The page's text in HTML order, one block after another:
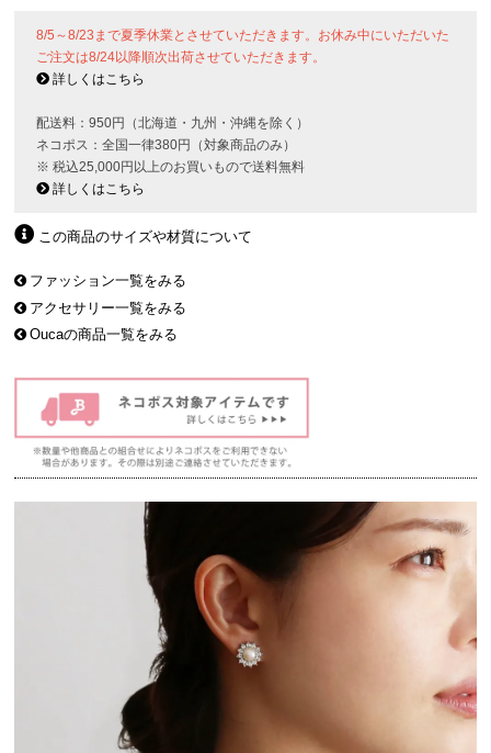
8/5～8/23まで夏季休業とさせていただきます。お休み中にいただいた
ご注文は8/24以降順次出荷させていただきます。
詳しくはこちら
配送料：950円（北海道・九州・沖縄を除く）
ネコポス：全国一律380円（対象商品のみ）
※ 税込25,000円以上のお買いもので送料無料
詳しくはこちら
この商品のサイズや材質について
ファッション一覧をみる
アクセサリー一覧をみる
Oucaの商品一覧をみる